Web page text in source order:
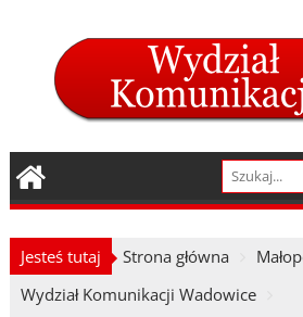
Jesteś tutaj Strona główna
Wydział Komunikacji Wadowice